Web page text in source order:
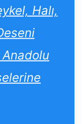
Halı,
Anadolu